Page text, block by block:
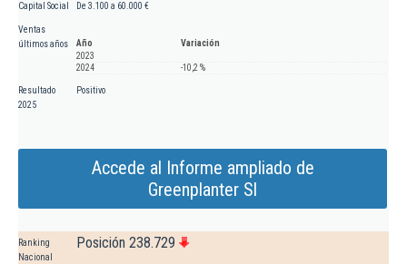
Capital Social De 3.100 a 60.000 €
Ventas
últimos años
Año
Variación
2023
2024
-10,2 %
Resultado
2025
Positivo
Accede al Informe ampliado de
Greenplanter Sl
Ranking
Nacional
Posición 238.729